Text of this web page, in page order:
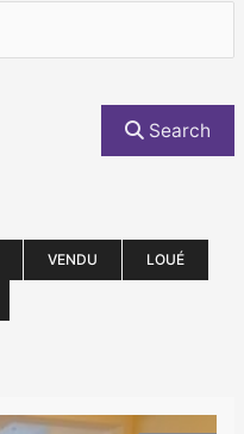
Search
VENDU LOUÉ